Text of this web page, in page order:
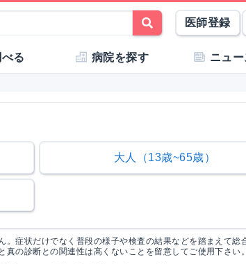
医師登録
る 病院を探す ニュ
大人（13歳~65歳）
。症状だけでなく普段の様子や検査の結果などを踏まえて総
の診断との関連性は高くないことを留意してご使用下さい。